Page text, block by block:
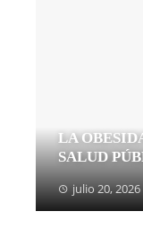
LA
SALUD
julio 20, 2026